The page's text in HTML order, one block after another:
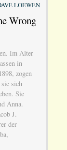
LOEWEN
Wrong
Im Alter
in
zogen
sich
Sie
Anna.
J.
der